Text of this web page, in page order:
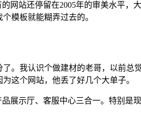
网站还停留在2005年的审美水平
模板就能糊弄过去的。
。我认识个做建材的老哥，以前
这个网站，他丢了好几个大单子。
展示厅、客服中心三合一。特别是